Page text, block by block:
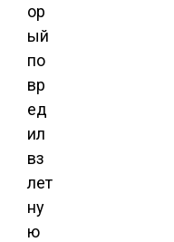
ор
ый
по
вр
ед
ил
вз
лет
ну
ю